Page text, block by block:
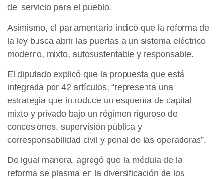
del servicio para el pueblo.
​Asimismo, el parlamentario indicó que la reforma de
la ley busca abrir las puertas a un sistema eléctrico
moderno, mixto, autosustentable y responsable.
El diputado explicó que la propuesta que está
integrada por 42 artículos, “representa una
estrategia que introduce un esquema de capital
mixto y privado bajo un régimen riguroso de
concesiones, supervisión pública y
corresponsabilidad civil y penal de las operadoras”.
De igual manera, agregó que la médula de la
reforma se plasma en la diversificación de los